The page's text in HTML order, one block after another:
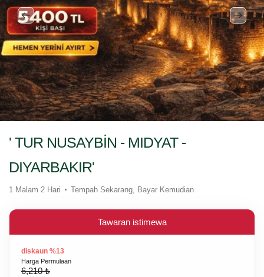
' TUR NUSAYBİN - MIDYAT -
DIYARBAKIR'
1 Malam 2 Hari Tempah Sekarang, Bayar Kemudian
Tawaran istimewa
diskaun %13
Harga Permulaan
6,210 ₺